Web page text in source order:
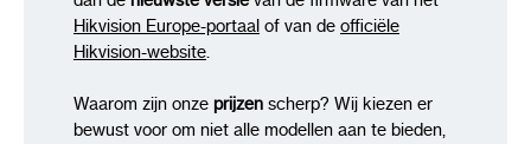
Hikvision Europe-portaal of van de officiële
Hikvision-website.
Waarom zijn onze prijzen scherp? Wij kiezen er
bewust voor om niet alle modellen aan te bieden,